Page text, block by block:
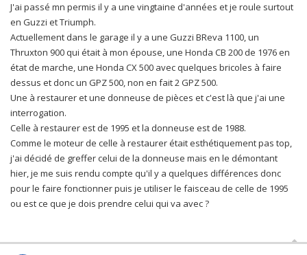
J'ai passé mn permis il y a une vingtaine d'années et je roule surtout
en Guzzi et Triumph.
Actuellement dans le garage il y a une Guzzi BReva 1100, un
Thruxton 900 qui était à mon épouse, une Honda CB 200 de 1976 en
état de marche, une Honda CX 500 avec quelques bricoles à faire
dessus et donc un GPZ 500, non en fait 2 GPZ 500.
Une à restaurer et une donneuse de pièces et c'est là que j'ai une
interrogation.
Celle à restaurer est de 1995 et la donneuse est de 1988.
Comme le moteur de celle à restaurer était esthétiquement pas top,
j'ai décidé de greffer celui de la donneuse mais en le démontant
hier, je me suis rendu compte qu'il y a quelques différences donc
pour le faire fonctionner puis je utiliser le faisceau de celle de 1995
ou est ce que je dois prendre celui qui va avec ?